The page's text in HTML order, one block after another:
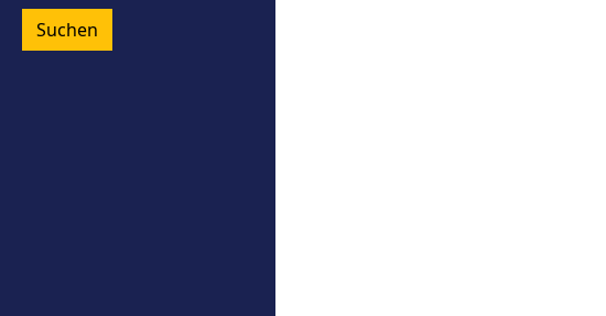
Suchen